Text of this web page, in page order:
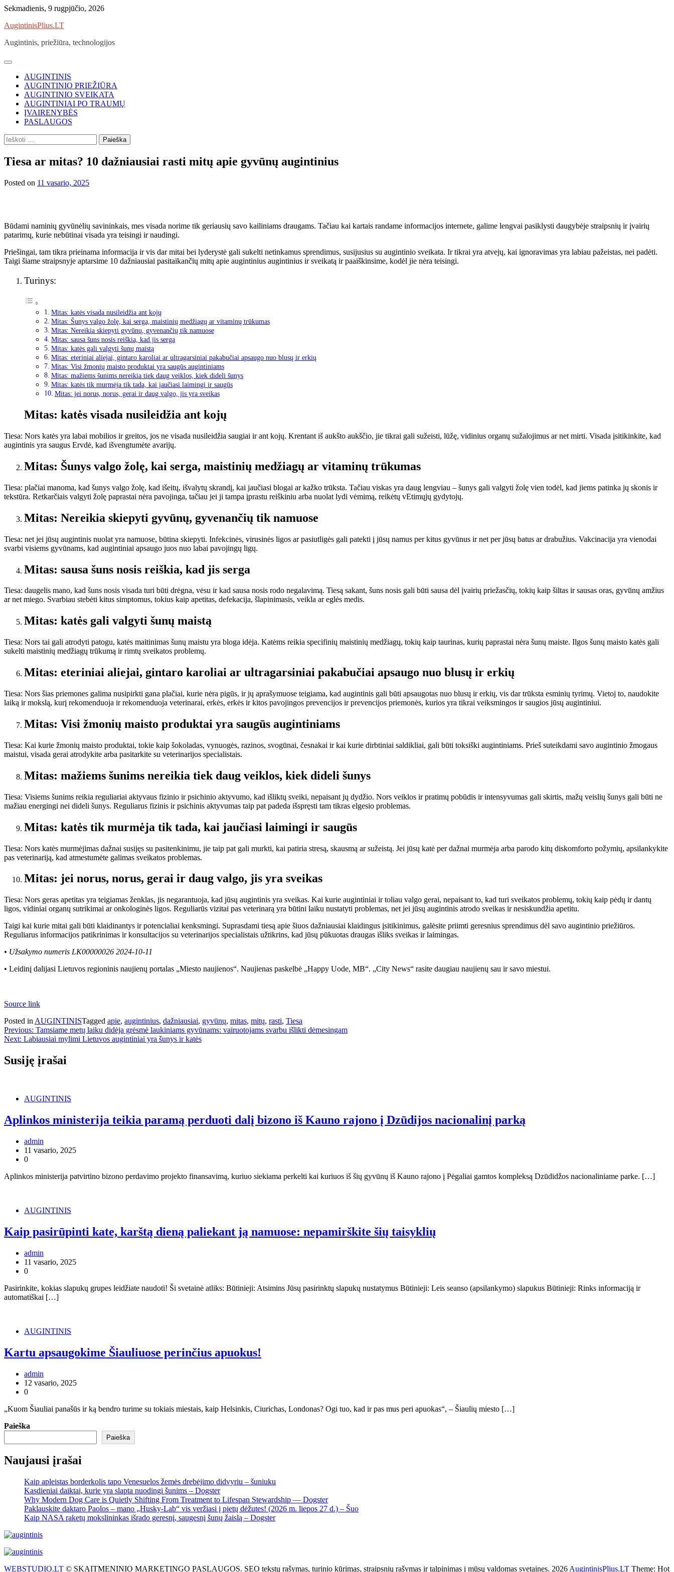
Skip
content
Sekmadienis, 9 rugpjūčio, 2026
AugintinisPlius.LT
Augintinis, priežiūra, technologijos
AUGINTINIS
AUGINTINIO PRIEŽIŪRA
AUGINTINIO SVEIKATA
AUGINTINIAI PO TRAUMŲ
ĮVAIRENYBĖS
PASLAUGOS
Ieškoti:
Tiesa ar mitas? 10 dažniausiai rasti mitų apie gyvūnų augintinius
Posted on 11 vasario, 2025
Būdami naminių gyvūnėlių savininkais, mes visada norime tik geriausių savo kailiniams draugams. Tačiau kai kartais randame informacijos internete, galime lengvai pasiklysti daugybėje straipsnių ir įvairių
patarimų, kurie nebūtinai visada yra teisingi ir naudingi.
Priešingai, tam tikra prieinama informacija ir vis dar mitai bei lyderystė gali sukelti netinkamus sprendimus, susijusius su augintinio sveikata. Ir tikrai yra atvejų, kai ignoravimas yra labiau pažeistas, nei padėti.
Taigi šiame straipsnyje aptarsime 10 dažniausiai pasitaikančių mitų apie augintinius augintinius ir sveikatą ir paaiškinsime, kodėl jie nėra teisingi.
Turinys:
Mitas: katės visada nusileidžia ant kojų
Mitas: Šunys valgo žolę, kai serga, maistinių medžiagų ar vitaminų trūkumas
Mitas: Nereikia skiepyti gyvūnų, gyvenančių tik namuose
Mitas: sausa šuns nosis reiškia, kad jis serga
Mitas: katės gali valgyti šunų maistą
Mitas: eteriniai aliejai, gintaro karoliai ar ultragarsiniai pakabučiai apsaugo nuo blusų ir erkių
Mitas: Visi žmonių maisto produktai yra saugūs augintiniams
Mitas: mažiems šunims nereikia tiek daug veiklos, kiek dideli šunys
Mitas: katės tik murmėja tik tada, kai jaučiasi laimingi ir saugūs
Mitas: jei norus, norus, gerai ir daug valgo, jis yra sveikas
Mitas: katės visada nusileidžia ant kojų
Tiesa: Nors katės yra labai mobilios ir greitos, jos ne visada nusileidžia saugiai ir ant kojų. Krentant iš aukšto aukščio, jie tikrai gali sužeisti, lūžę, vidinius organų sužalojimus ar net mirti. Visada įsitikinkite, kad
augintinis yra saugus Ervdė, kad išvengtumėte avarijų.
Mitas: Šunys valgo žolę, kai serga, maistinių medžiagų ar vitaminų trūkumas
Tiesa: plačiai manoma, kad šunys valgo žolę, kad išeitų, išvalytų skrandį, kai jaučiasi blogai ar kažko trūksta. Tačiau viskas yra daug lengviau – šunys gali valgyti žolę vien todėl, kad jiems patinka jų skonis ir
tekstūra. Retkarčiais valgyti žolę paprastai nėra pavojinga, tačiau jei ji tampa įprastu reiškiniu arba nuolat lydi vėmimą, reikėtų vEtimųjų gydytojų.
Mitas: Nereikia skiepyti gyvūnų, gyvenančių tik namuose
Tiesa: net jei jūsų augintinis nuolat yra namuose, būtina skiepyti. Infekcinės, virusinės ligos ar pasiutligės gali patekti į jūsų namus per kitus gyvūnus ir net per jūsų batus ar drabužius. Vakcinacija yra vienodai
svarbi visiems gyvūnams, kad augintiniai apsaugo juos nuo labai pavojingų ligų.
Mitas: sausa šuns nosis reiškia, kad jis serga
Tiesa: daugelis mano, kad šuns nosis visada turi būti drėgna, vėsu ir kad sausa nosis rodo negalavimą. Tiesą sakant, šuns nosis gali būti sausa dėl įvairių priežasčių, tokių kaip šiltas ir sausas oras, gyvūnų amžius
ar net miego. Svarbiau stebėti kitus simptomus, tokius kaip apetitas, defekacija, šlapinimasis, veikla ar eglės medis.
Mitas: katės gali valgyti šunų maistą
Tiesa: Nors tai gali atrodyti patogu, katės maitinimas šunų maistu yra bloga idėja. Katėms reikia specifinių maistinių medžiagų, tokių kaip taurinas, kurių paprastai nėra šunų maiste. Ilgos šunų maisto katės gali
sukelti maistinių medžiagų trūkumą ir rimtų sveikatos problemų.
Mitas: eteriniai aliejai, gintaro karoliai ar ultragarsiniai pakabučiai apsaugo nuo blusų ir erkių
Tiesa: Nors šias priemones galima nusipirkti gana plačiai, kurie nėra pigūs, ir jų aprašymuose teigiama, kad augintinis gali būti apsaugotas nuo blusų ir erkių, vis dar trūksta esminių tyrimų. Vietoj to, naudokite
laiką ir mokslą, kurį rekomenduoja ir rekomenduoja veterinarai, erkės, erkės ir kitos pavojingos prevencijos ir prevencijos priemonės, kurios yra tikrai veiksmingos ir saugios jūsų augintiniui.
Mitas: Visi žmonių maisto produktai yra saugūs augintiniams
Tiesa: Kai kurie žmonių maisto produktai, tokie kaip šokoladas, vynuogės, razinos, svogūnai, česnakai ir kai kurie dirbtiniai saldikliai, gali būti toksiški augintiniams. Prieš suteikdami savo augintinio žmogaus
maistui, visada gerai atrodykite arba pasitarkite su veterinarijos specialistais.
Mitas: mažiems šunims nereikia tiek daug veiklos, kiek dideli šunys
Tiesa: Visiems šunims reikia reguliariai aktyvaus fizinio ir psichinio aktyvumo, kad išliktų sveiki, nepaisant jų dydžio. Nors veiklos ir pratimų pobūdis ir intensyvumas gali skirtis, mažų veislių šunys gali būti ne
mažiau energingi nei dideli šunys. Reguliarus fizinis ir psichinis aktyvumas taip pat padeda išspręsti tam tikras elgesio problemas.
Mitas: katės tik murmėja tik tada, kai jaučiasi laimingi ir saugūs
Tiesa: Nors katės murmėjimas dažnai susijęs su pasitenkinimu, jie taip pat gali murkti, kai patiria stresą, skausmą ar sužeistą. Jei jūsų katė per dažnai murmėja arba parodo kitų diskomforto požymių, apsilankykite
pas veterinariją, kad atmestumėte galimas sveikatos problemas.
Mitas: jei norus, norus, gerai ir daug valgo, jis yra sveikas
Tiesa: Nors geras apetitas yra teigiamas ženklas, jis negarantuoja, kad jūsų augintinis yra sveikas. Kai kurie augintiniai ir toliau valgo gerai, nepaisant to, kad turi sveikatos problemų, tokių kaip pėdų ir dantų
ligos, vidiniai organų sutrikimai ar onkologinės ligos. Reguliarūs vizitai pas veterinarą yra būtini laiku nustatyti problemas, net jei jūsų augintinis atrodo sveikas ir nesiskundžia apetitu.
Taigi kai kurie mitai gali būti klaidinantys ir potencialiai kenksmingi. Suprasdami tiesą apie šiuos dažniausiai klaidingus įsitikinimus, galėsite priimti geresnius sprendimus dėl savo augintinio priežiūros.
Reguliarus informacijos patikrinimas ir konsultacijos su veterinarijos specialistais užtikrins, kad jūsų pūkuotas draugas išliks sveikas ir laimingas.
• Užsakymo numeris LK00000026 2024-10-11
• Leidinį dalijasi Lietuvos regioninis naujienų portalas „Miesto naujienos“. Naujienas paskelbė „Happy Uode, MB“. „City News“ rasite daugiau naujienų sau ir savo miestui.
Source link
Posted in AUGINTINISTagged apie, augintinius, dažniausiai, gyvūnų, mitas, mitų, rasti, Tiesa
Navigacija
tarp
įrašų
Previous: Tamsiame metų laiku didėja grėsmė laukiniams gyvūnams: vairuotojams svarbu išlikti dėmesingam
Next: Labiausiai mylimi Lietuvos augintiniai yra šunys ir katės
Susiję įrašai
AUGINTINIS
Aplinkos ministerija teikia paramą perduoti dalį bizono iš Kauno rajono į Dzūdijos nacionalinį parką
admin
11 vasario, 2025
0
Aplinkos ministerija patvirtino bizono perdavimo projekto finansavimą, kuriuo siekiama perkelti kai kuriuos iš šių gyvūnų iš Kauno rajono į Pėgaliai gamtos kompleksą Dzūdidžos nacionaliniame parke. […]
AUGINTINIS
Kaip pasirūpinti kate, karštą dieną paliekant ją namuose: nepamirškite šių taisyklių
admin
11 vasario, 2025
0
Pasirinkite, kokias slapukų grupes leidžiate naudoti! Ši svetainė atliks: Būtinieji: Atsimins Jūsų pasirinktų slapukų nustatymus Būtinieji: Leis seanso (apsilankymo) slapukus Būtinieji: Rinks informaciją ir
automatiškai […]
AUGINTINIS
Kartu apsaugokime Šiauliuose perinčius apuokus!
admin
12 vasario, 2025
0
„Kuom Šiauliai panašūs ir ką bendro turime su tokiais miestais, kaip Helsinkis, Ciurichas, Londonas? Ogi tuo, kad ir pas mus peri apuokas“, – Šiaulių miesto […]
Paieška
Paieška
Naujausi įrašai
Kaip apleistas borderkolis tapo Venesuelos žemės drebėjimo didvyriu – šuniuku
Kasdieniai daiktai, kurie yra slapta nuodingi šunims – Dogster
Why Modern Dog Care is Quietly Shifting From Treatment to Lifespan Stewardship — Dogster
Paklauskite daktaro Paolos – mano „Husky-Lab“ vis veržiasi į pietų dėžutes! (2026 m. liepos 27 d.) – Šuo
Kaip NASA raketų mokslininkas išrado geresnį, saugesnį šunų žaislą – Dogster
WEBSTUDIO.LT © SKAITMENINIO MARKETINGO PASLAUGOS. SEO tekstų rašymas, turinio kūrimas, straipsnių rašymas ir talpinimas į mūsų valdomas svetaines. 2026 AugintinisPlius.LT Theme: Hot